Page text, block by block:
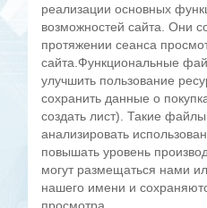
реализации основных
возможностей сайта. Они
протяжении сеанса
сайта.Функциональные
улучшить пользование
сохранить данные о
создать лист). Такие
анализировать
повышать уровень
могут размещаться нами
нашего имени и